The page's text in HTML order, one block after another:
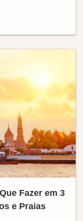
Fazer em 3
e Praias